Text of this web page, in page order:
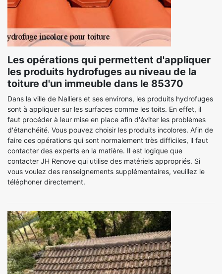
Les opérations qui permettent d'appliquer
les produits hydrofuges au niveau de la
toiture d'un immeuble dans le 85370
Dans la ville de Nalliers et ses environs, les produits hydrofuges
sont à appliquer sur les surfaces comme les toits. En effet, il
faut procéder à leur mise en place afin d'éviter les problèmes
d'étanchéité. Vous pouvez choisir les produits incolores. Afin de
faire ces opérations qui sont normalement très difficiles, il faut
contacter des experts en la matière. Il est logique que
contacter JH Renove qui utilise des matériels appropriés. Si
vous voulez des renseignements supplémentaires, veuillez le
téléphoner directement.